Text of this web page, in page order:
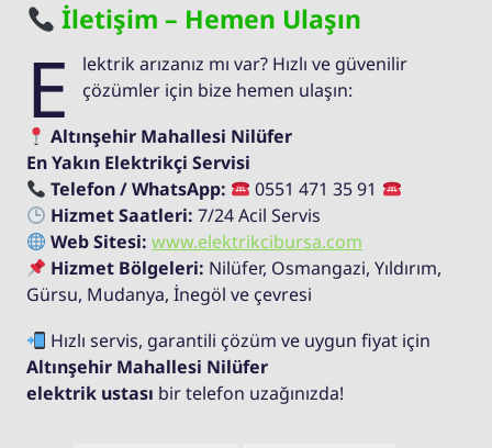
İletişim – Hemen Ulaşın
E
lektrik arızanız mı var? Hızlı ve güvenilir
çözümler için bize hemen ulaşın:
Altınşehir Mahallesi Nilüfer
En Yakın Elektrikçi Servisi
Telefon / WhatsApp:
0551 471 35 91
Hizmet Saatleri: 7/24 Acil Servis
Web Sitesi: www.elektrikcibursa.com
Hizmet Bölgeleri: Nilüfer, Osmangazi, Yıldırım,
Gürsu, Mudanya, İnegöl ve çevresi
Hızlı servis, garantili çözüm ve uygun fiyat için
Altınşehir Mahallesi Nilüfer
elektrik ustası bir telefon uzağınızda!